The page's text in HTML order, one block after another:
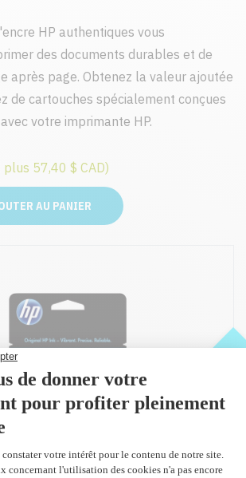
HP authentiques vous
des documents durables et de
après page. Obtenez la valeur ajoutée
de cartouches spécialement conçues
votre imprimante HP.
57,40 $ CAD)
AU PANIER